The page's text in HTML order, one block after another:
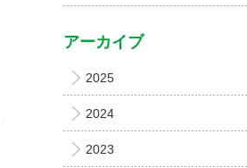
アーカイブ
2025
2024
2023